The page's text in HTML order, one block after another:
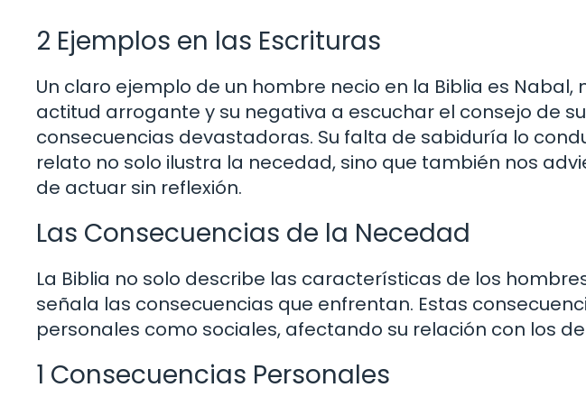
2 Ejemplos en las Escrituras
Un claro ejemplo de un hombre necio en la Biblia es Nabal,
actitud arrogante y su negativa a escuchar el consejo de
consecuencias devastadoras. Su falta de sabiduría lo
relato no solo ilustra la necedad, sino que también nos
de actuar sin reflexión.
Las Consecuencias de la Necedad
La Biblia no solo describe las características de los
señala las consecuencias que enfrentan. Estas
personales como sociales, afectando su relación con los
1 Consecuencias Personales